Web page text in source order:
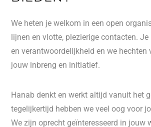
We heten je welkom in een open
lijnen en vlotte, plezierige contacten.
en verantwoordelijkheid en we hechten
jouw inbreng en initiatief.
Hanab denkt en werkt altijd vanuit het
tegelijkertijd hebben we veel oog voor
We zijn oprecht geïnteresseerd in jouw